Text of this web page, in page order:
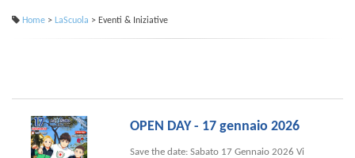
Home > LaScuola > Eventi & Iniziative
OPEN DAY - 17 gennaio 2026
Save the date: Sabato 17 Gennaio 2026 Vi